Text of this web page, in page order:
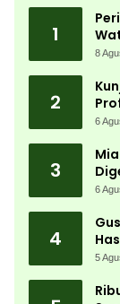
1
8
2
6
3
6
4
5